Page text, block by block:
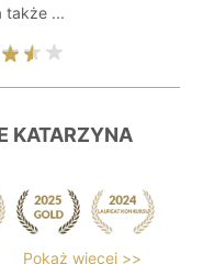
także ...
KATARZYNA
Pokaż więcej >>